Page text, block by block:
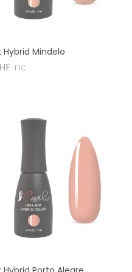
Hybrid Mindelo
Preis
TTC